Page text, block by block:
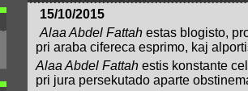
15/10/2015
Alaa Abdel Fattah estas blogisto,
pri araba cifereca esprimo, kaj
Alaa Abdel Fattahestis konstante
pri jura persekutado aparte